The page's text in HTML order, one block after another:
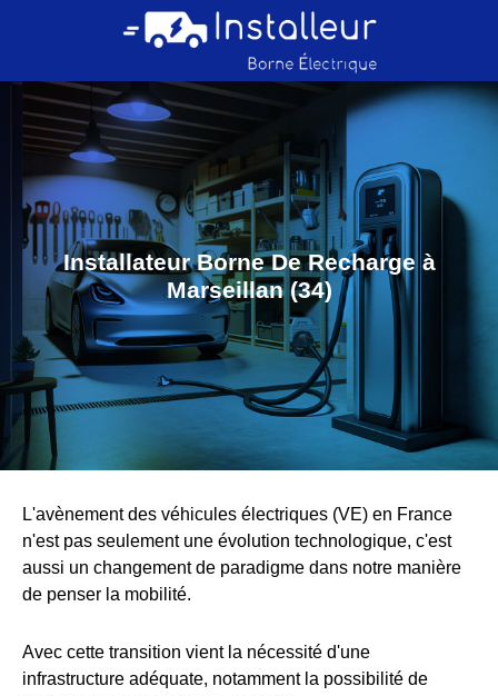
Installateur Borne De Recharge à
Marseillan (34)
L'avènement des véhicules électriques (VE) en France
n'est pas seulement une évolution technologique, c'est
aussi un changement de paradigme dans notre manière
de penser la mobilité.
Avec cette transition vient la nécessité d'une
infrastructure adéquate, notamment la possibilité de